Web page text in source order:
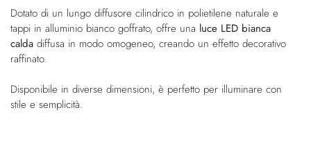
Dotato di un lungo diffusore cilindrico in polietilene naturale e
tappi in alluminio bianco goffrato, offre una luce LED bianca
calda diffusa in modo omogeneo, creando un effetto decorativo
raffinato.
Disponibile in diverse dimensioni, è perfetto per illuminare con
stile e semplicità.